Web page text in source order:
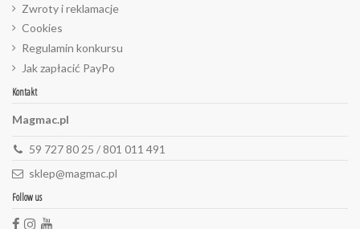
Zwroty i reklamacje
Cookies
Regulamin konkursu
Jak zapłacić PayPo
Kontakt
Magmac.pl
59 727 80 25 / 801 011 491
sklep@magmac.pl
Follow us